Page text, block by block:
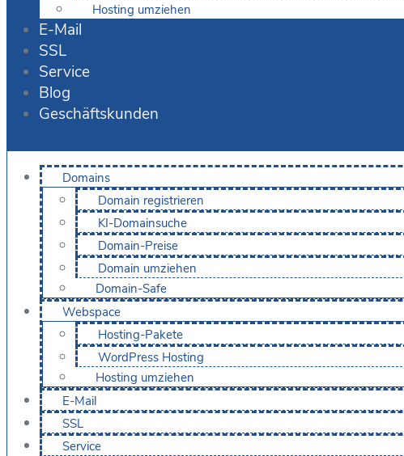
Hosting umziehen
E-Mail
SSL
Service
Blog
Geschäftskunden
Domains
Domain registrieren
KI-Domainsuche
Domain-Preise
Domain umziehen
Domain-Safe
Webspace
Hosting-Pakete
WordPress Hosting
Hosting umziehen
E-Mail
SSL
Service